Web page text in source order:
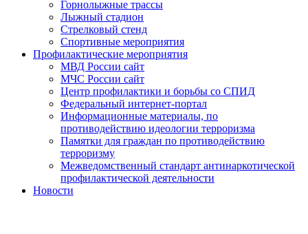
Горнолыжные трассы
Лыжный стадион
Стрелковый стенд
Спортивные мероприятия
Профилактические мероприятия
МВД России сайт
МЧС России сайт
Центр профилактики и борьбы со СПИД
Федеральный интернет-портал
Информационные материалы, по
противодействию идеологии терроризма
Памятки для граждан по противодействию
терроризму
Межведомственный стандарт антинаркотической
профилактической деятельности
Новости